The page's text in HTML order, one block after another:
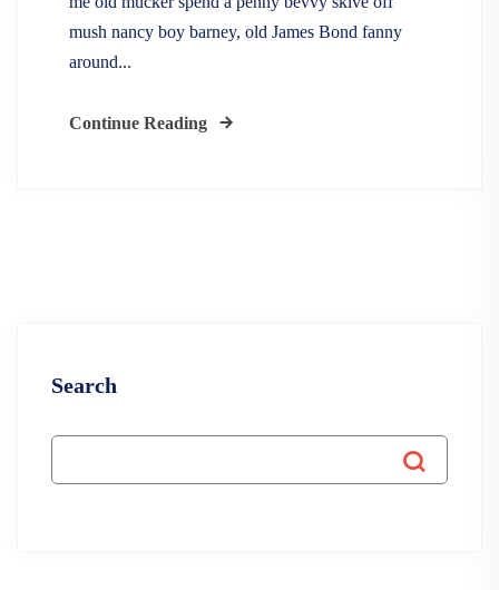
mush nancy boy barney, old James Bond fanny
around...
Continue Reading
Search